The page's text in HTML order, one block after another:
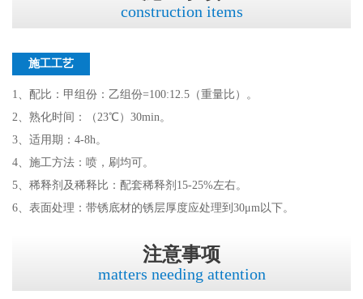
construction items
施工工艺
1、配比：甲组份：乙组份=100:12.5（重量比）。
2、熟化时间：（23℃）30min。
3、适用期：4-8h。
4、施工方法：喷，刷均可。
5、稀释剂及稀释比：配套稀释剂15-25%左右。
6、表面处理：带锈底材的锈层厚度应处理到30μm以下。
注意事项
matters needing attention